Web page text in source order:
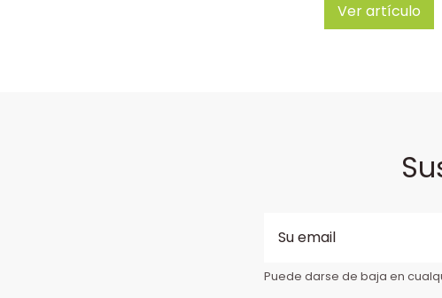
Ver artículo
Puede darse de baja en